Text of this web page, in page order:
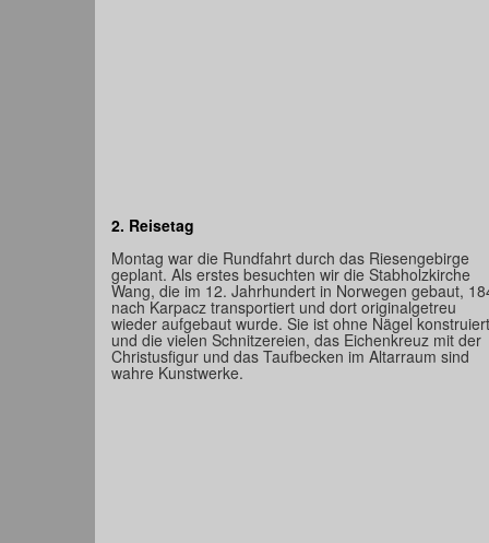
2. Reisetag
Montag war die Rundfahrt durch das Riesengebirge
geplant. Als erstes besuchten wir die Stabholzkirche
Wang, die im 12. Jahrhundert in Norwegen gebaut,
nach Karpacz transportiert und dort originalgetreu
wieder aufgebaut wurde. Sie ist ohne Nägel konstruiert
und die vielen Schnitzereien, das Eichenkreuz mit der
Christusfigur und das Taufbecken im Altarraum sind
wahre Kunstwerke.